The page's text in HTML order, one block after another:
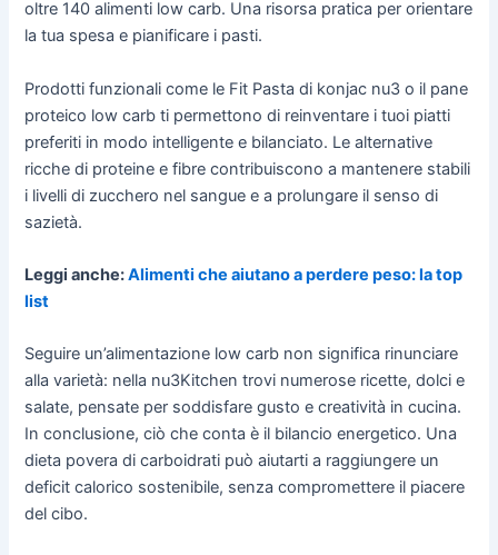
oltre 140 alimenti low carb. Una risorsa pratica per orientare
la tua spesa e pianificare i pasti.
Prodotti funzionali come le Fit Pasta di konjac nu3 o il pane
proteico low carb ti permettono di reinventare i tuoi piatti
preferiti in modo intelligente e bilanciato. Le alternative
ricche di proteine e fibre contribuiscono a mantenere stabili
i livelli di zucchero nel sangue e a prolungare il senso di
sazietà.
Leggi anche:Alimenti che aiutano a perdere peso: la top
list
Seguire un’alimentazione low carb non significa rinunciare
alla varietà: nella nu3Kitchen trovi numerose ricette, dolci e
salate, pensate per soddisfare gusto e creatività in cucina.
In conclusione, ciò che conta è il bilancio energetico. Una
dieta povera di carboidrati può aiutarti a raggiungere un
deficit calorico sostenibile, senza compromettere il piacere
del cibo.